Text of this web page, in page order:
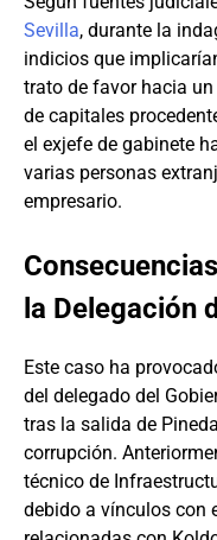
Sevilla, durante la
indicios que
trato de favor hacia
de capitales
el exjefe de gabinete
varias personas
empresario.
la Delegación
Este caso ha
del delegado del
tras la salida de
corrupción.
técnico de
debido a vínculos con